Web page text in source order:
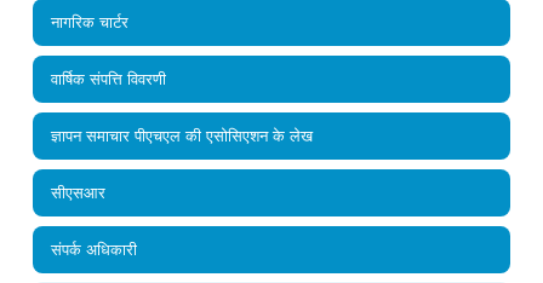
नागरिक चार्टर
वार्षिक संपत्ति विवरणी
ज्ञापन समाचार पीएचएल की एसोसिएशन के लेख
सीएसआर
संपर्क अधिकारी